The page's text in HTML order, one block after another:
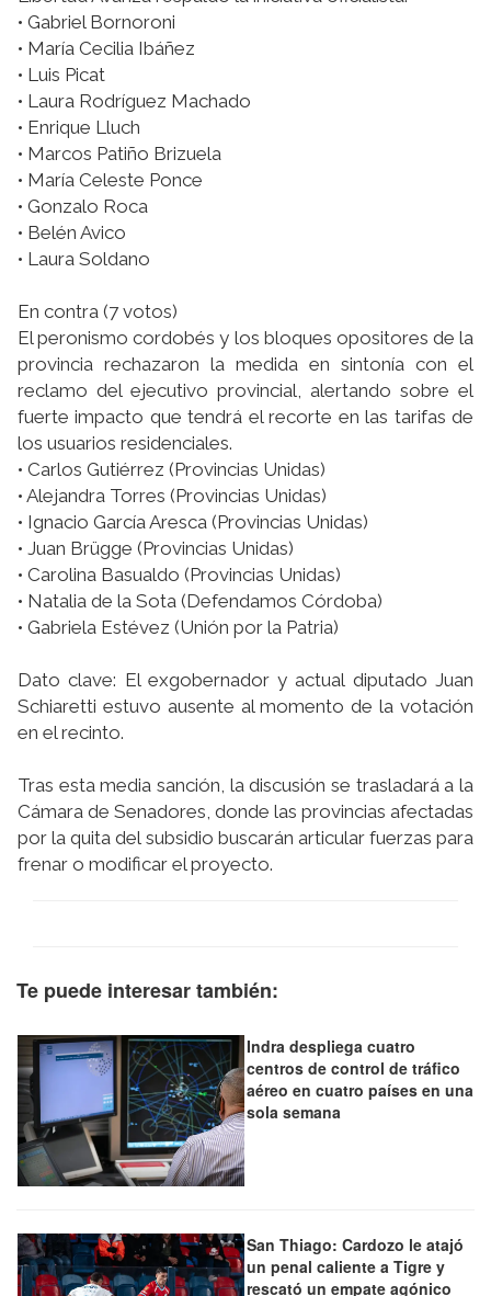
• Gabriel Bornoroni
• María Cecilia Ibáñez
• Luis Picat
• Laura Rodríguez Machado
• Enrique Lluch
• Marcos Patiño Brizuela
• María Celeste Ponce
• Gonzalo Roca
• Belén Avico
• Laura Soldano
En contra (7 votos)
El peronismo cordobés y los bloques opositores de la
provincia rechazaron la medida en sintonía con el
reclamo del ejecutivo provincial, alertando sobre el
fuerte impacto que tendrá el recorte en las tarifas de
los usuarios residenciales.
• Carlos Gutiérrez (Provincias Unidas)
• Alejandra Torres (Provincias Unidas)
• Ignacio García Aresca (Provincias Unidas)
• Juan Brügge (Provincias Unidas)
• Carolina Basualdo (Provincias Unidas)
• Natalia de la Sota (Defendamos Córdoba)
• Gabriela Estévez (Unión por la Patria)
Dato clave: El exgobernador y actual diputado Juan
Schiaretti estuvo ausente al momento de la votación
en el recinto.
Tras esta media sanción, la discusión se trasladará a la
Cámara de Senadores, donde las provincias afectadas
por la quita del subsidio buscarán articular fuerzas para
frenar o modificar el proyecto.
Te puede interesar también:
Indra despliega cuatro
centros de control de tráfico
aéreo en cuatro países en una
sola semana
San Thiago: Cardozo le atajó
un penal caliente a Tigre y
rescató un empate agónico